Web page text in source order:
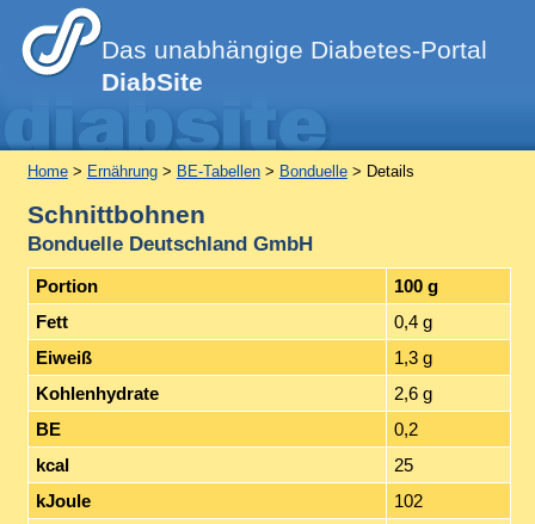
Das unabhängige Diabetes-Portal
DiabSite
Home> Ernährung> BE-Tabellen> Bonduelle> Details
Schnittbohnen
Bonduelle Deutschland GmbH
Portion
100 g
Fett
0,4 g
Eiweiß
1,3 g
Kohlenhydrate
2,6 g
BE
0,2
kcal
25
kJoule
102